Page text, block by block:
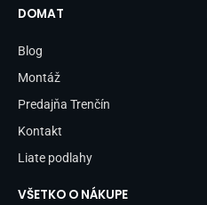
b
o
k
-
DOMAT
Blog
Montáž
Predajňa Trenčín
Kontakt
Liate podlahy
VŠETKO O NÁKUPE